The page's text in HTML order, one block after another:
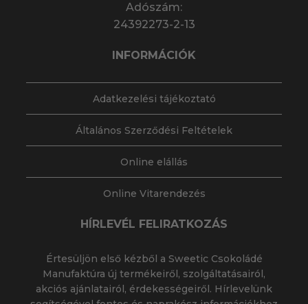
Adószám:
24392273-2-13
INFORMÁCIÓK
Adatkezelési tájékoztató
Általános Szerződési Feltételek
Online elállás
Online Vitarendezés
HÍRLEVÉL FELIRATKOZÁS
Értesüljön első kézből a Sweetic Csokoládé
Manufaktúra új termékeiről, szolgáltatásairól,
akciós ajánlatairól, érdekességeiről. Hírlevelünk